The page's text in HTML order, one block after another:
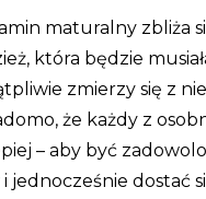
maturalny zbliża
która będzie
zmierzy się z
że każdy z
– aby być
jednocześnie dostać